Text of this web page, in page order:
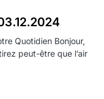
Quotidien Bonjour,
peut-être que l’air